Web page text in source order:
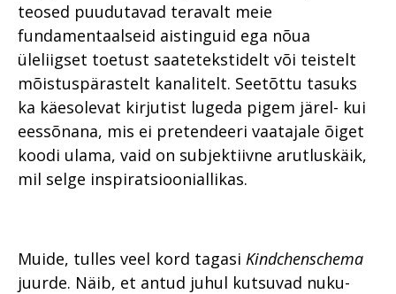
teosed puudutavad teravalt meie
fundamentaalseid aistinguid ega nõua
üleliigset toetust saatetekstidelt või teistelt
mõistuspärastelt kanalitelt. Seetõttu tasuks
ka käesolevat kirjutist lugeda pigem järel- kui
eessõnana, mis ei pretendeeri vaatajale õiget
koodi ulama, vaid on subjektiivne arutluskäik,
mil selge inspiratsiooniallikas.
Muide, tulles veel kord tagasi Kindchenschema
juurde. Näib, et antud juhul kutsuvad nuku-